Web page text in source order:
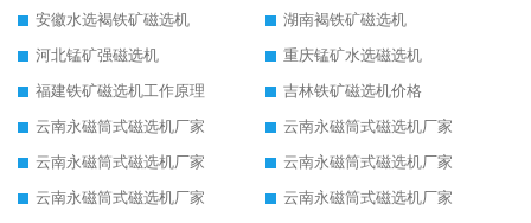
安徽水选褐铁矿磁选机
湖南褐铁矿磁选机
河北锰矿强磁选机
重庆锰矿水选磁选机
福建铁矿磁选机工作原理
吉林铁矿磁选机价格
云南永磁筒式磁选机厂家
云南永磁筒式磁选机厂家
云南永磁筒式磁选机厂家
云南永磁筒式磁选机厂家
云南永磁筒式磁选机厂家
云南永磁筒式磁选机厂家